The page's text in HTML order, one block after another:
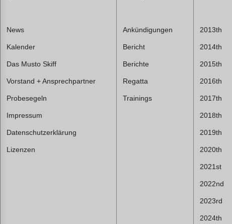
News
Kalender
Das Musto Skiff
Vorstand + Ansprechpartner
Probesegeln
Impressum
Datenschutzerklärung
Lizenzen
Ankündigungen
Bericht
Berichte
Regatta
Trainings
2013th
2014th
2015th
2016th
2017th
2018th
2019th
2020th
2021st
2022nd
2023rd
2024th